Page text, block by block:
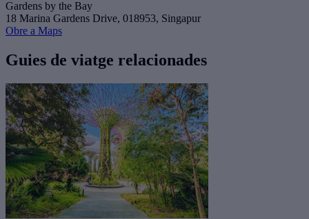
Gardens by the Bay
18 Marina Gardens Drive, 018953, Singapur
Obre a Maps
Guies de viatge relacionades